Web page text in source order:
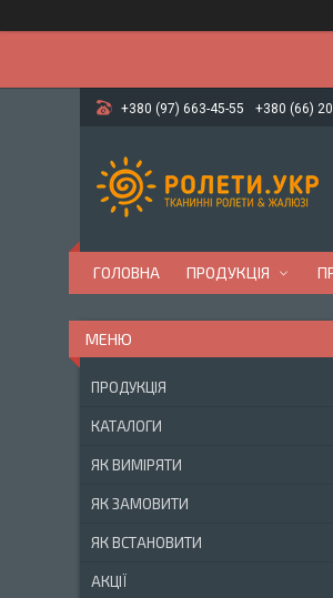
+380 (97) 663-45-55 +380 (66)
ГОЛОВНА ПРОДУКЦІЯ
ПРОДУКЦІЯ
КАТАЛОГИ
ЯК ВИМІРЯТИ
ЯК ЗАМОВИТИ
ЯК ВСТАНОВИТИ
АКЦІЇ